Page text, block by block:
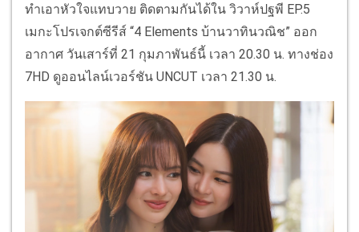
ทำเอาหัวใจแทบวาย ติดตามกันได้ใน วิวาห์ปฐพี EP.5
เมกะโปรเจกต์ซีรีส์ “4 Elements บ้านวาทินวณิช” ออก
อากาศ วันเสาร์ที่ 21 กุมภาพันธ์นี้ เวลา 20.30 น. ทางช่อง
7HD ดูออนไลน์เวอร์ชัน UNCUT เวลา 21.30 น.